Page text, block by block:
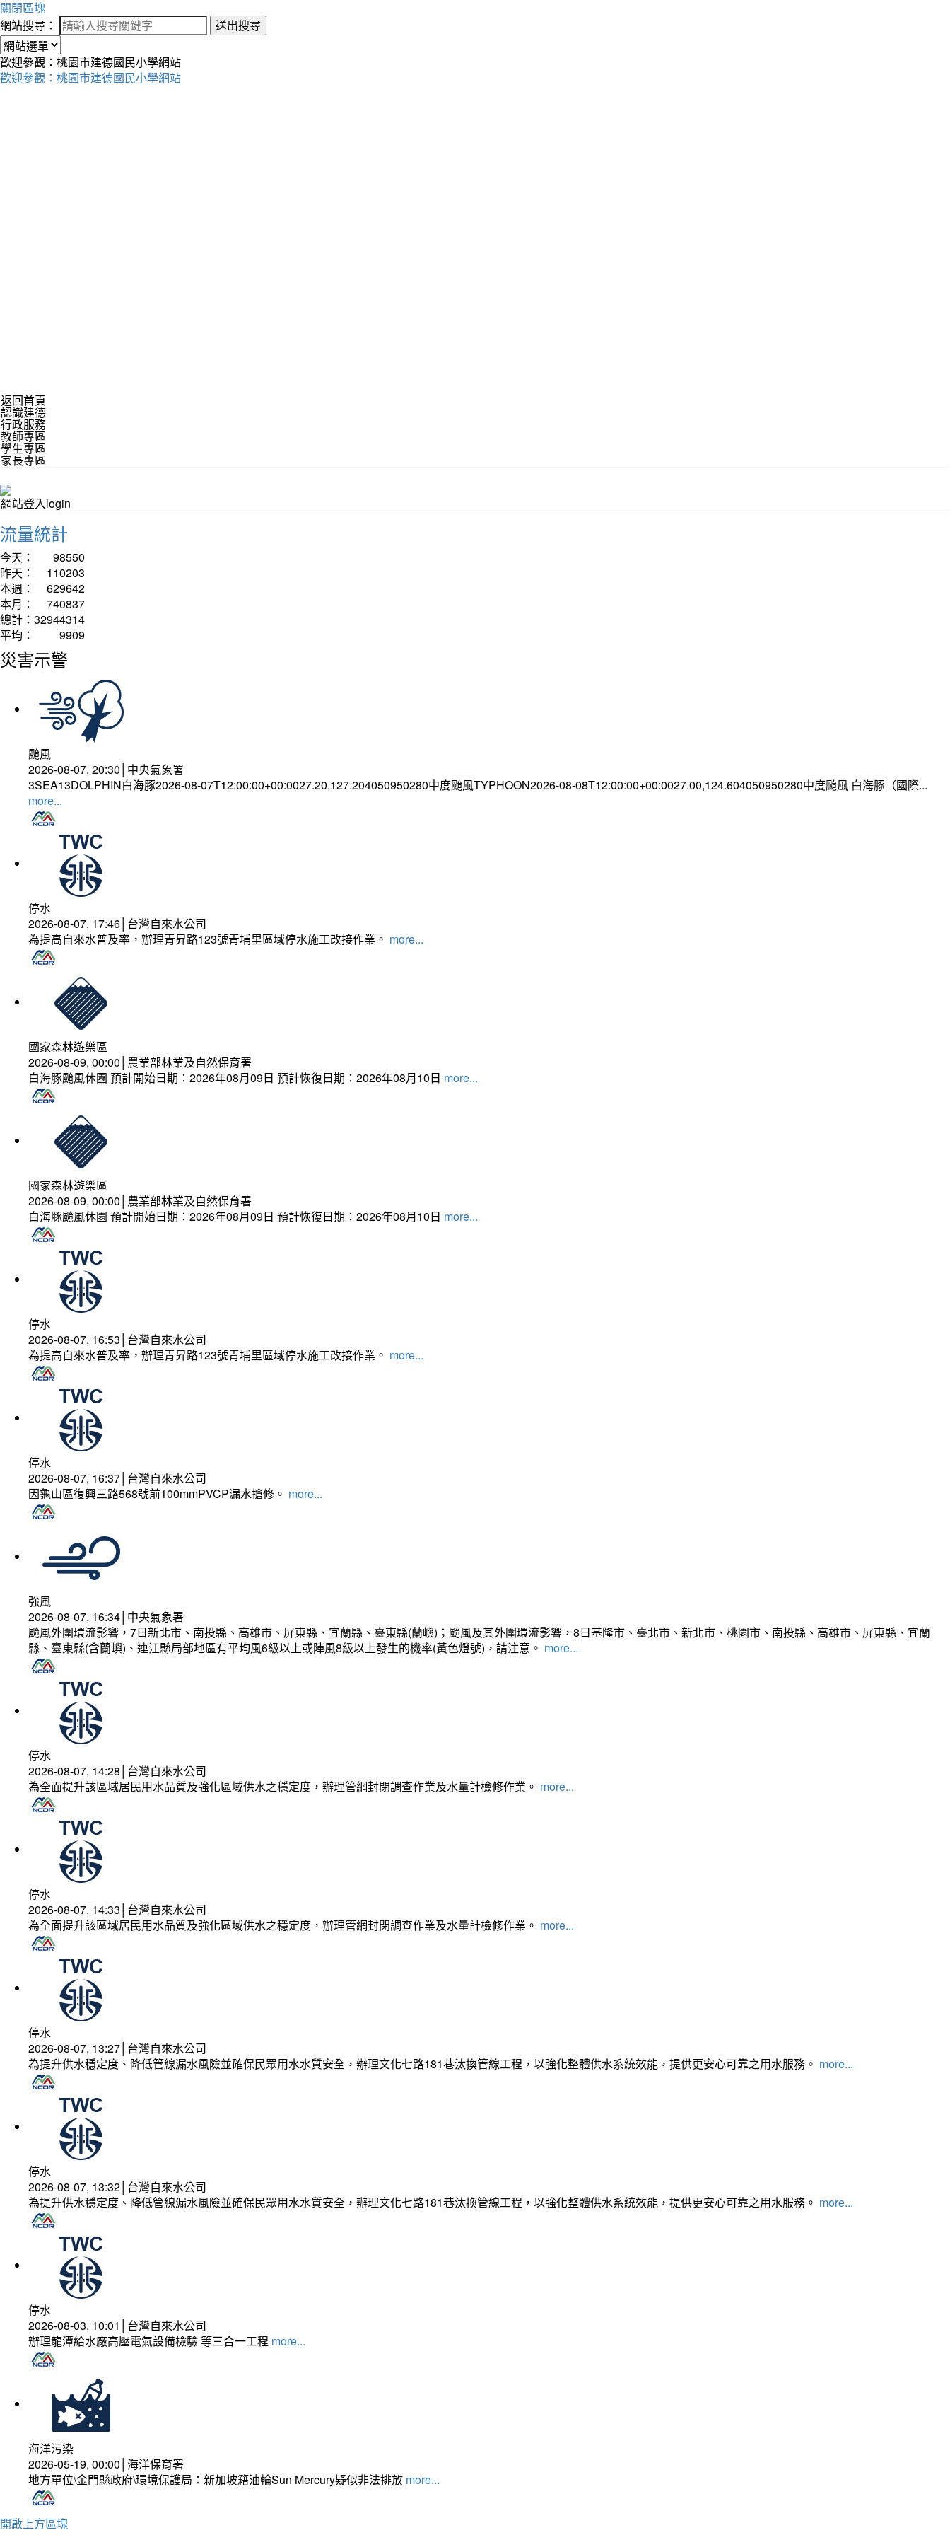
關閉區塊
網站搜尋：
送出搜尋
歡迎參觀：桃園市建德國民小學網站
歡迎參觀：桃園市建德國民小學網站
返回首頁
認識建德
行政服務
教師專區
學生專區
家長專區
網站登入login
流量統計
今天：
98550
昨天：
110203
本週：
629642
本月：
740837
總計： 32944314
平均：
9909
災害示警
颱風
2026-08-07, 20:30│中央氣象署
3SEA13DOLPHIN白海豚2026-08-07T12:00:00+00:0027.20,127.204050950280中度颱風TYPHOON2026-08-08T12:00:00+00:0027.00,124.604050950280中度颱風 白海豚（國際...
more...
停水
2026-08-07, 17:46│台灣自來水公司
為提高自來水普及率，辦理青昇路123號青埔里區域停水施工改接作業。 more...
國家森林遊樂區
2026-08-09, 00:00│農業部林業及自然保育署
白海豚颱風休園 預計開始日期：2026年08月09日 預計恢復日期：2026年08月10日 more...
國家森林遊樂區
2026-08-09, 00:00│農業部林業及自然保育署
白海豚颱風休園 預計開始日期：2026年08月09日 預計恢復日期：2026年08月10日 more...
停水
2026-08-07, 16:53│台灣自來水公司
為提高自來水普及率，辦理青昇路123號青埔里區域停水施工改接作業。 more...
停水
2026-08-07, 16:37│台灣自來水公司
因龜山區復興三路568號前100mmPVCP漏水搶修。 more...
強風
2026-08-07, 16:34│中央氣象署
颱風外圍環流影響，7日新北市、南投縣、高雄市、屏東縣、宜蘭縣、臺東縣(蘭嶼)；颱風及其外圍環流影響，8日基隆市、臺北市、新北市、桃園市、南投縣、高雄市、屏東縣、宜蘭
縣、臺東縣(含蘭嶼)、連江縣局部地區有平均風6級以上或陣風8級以上發生的機率(黃色燈號)，請注意。 more...
停水
2026-08-07, 14:28│台灣自來水公司
為全面提升該區域居民用水品質及強化區域供水之穩定度，辦理管網封閉調查作業及水量計檢修作業。 more...
停水
2026-08-07, 14:33│台灣自來水公司
為全面提升該區域居民用水品質及強化區域供水之穩定度，辦理管網封閉調查作業及水量計檢修作業。 more...
停水
2026-08-07, 13:27│台灣自來水公司
為提升供水穩定度、降低管線漏水風險並確保民眾用水水質安全，辦理文化七路181巷汰換管線工程，以強化整體供水系統效能，提供更安心可靠之用水服務。 more...
停水
2026-08-07, 13:32│台灣自來水公司
為提升供水穩定度、降低管線漏水風險並確保民眾用水水質安全，辦理文化七路181巷汰換管線工程，以強化整體供水系統效能，提供更安心可靠之用水服務。 more...
停水
2026-08-03, 10:01│台灣自來水公司
辦理龍潭給水廠高壓電氣設備檢驗 等三合一工程 more...
海洋污染
2026-05-19, 00:00│海洋保育署
地方單位\金門縣政府\環境保護局：新加坡籍油輪Sun Mercury疑似非法排放 more...
開啟上方區塊